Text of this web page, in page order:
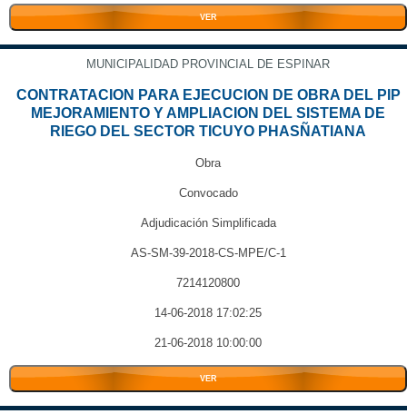
VER
MUNICIPALIDAD PROVINCIAL DE ESPINAR
CONTRATACION PARA EJECUCION DE OBRA DEL PIP
MEJORAMIENTO Y AMPLIACION DEL SISTEMA DE
RIEGO DEL SECTOR TICUYO PHASÑATIANA
Obra
Convocado
Adjudicación Simplificada
AS-SM-39-2018-CS-MPE/C-1
7214120800
14-06-2018 17:02:25
21-06-2018 10:00:00
VER